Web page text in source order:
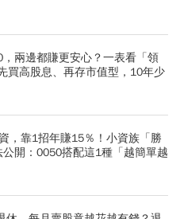
兩邊都賺更安心？一表看「領
買高股息、再存市值型，10年少
，靠1招年賺15％！小資族「勝
公開：0050搭配這1種「越簡單越